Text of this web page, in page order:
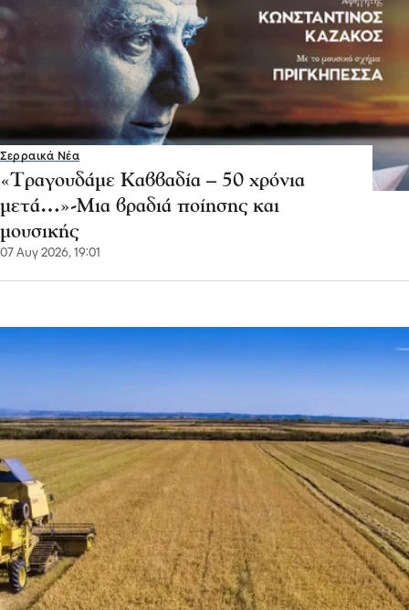
Σερραικά Νέα
«Τραγουδάμε Καββαδία – 50 χρόνια
μετά…»-Μια βραδιά ποίησης και
μουσικής
07 Αυγ 2026, 19:01